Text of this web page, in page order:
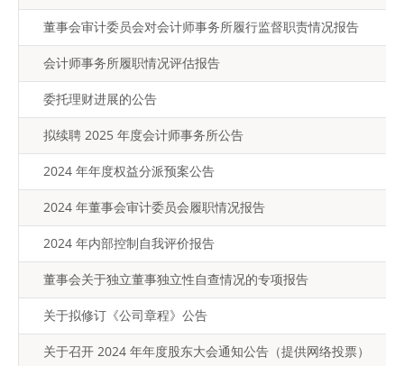
董事会审计委员会对会计师事务所履行监督职责情况报告
会计师事务所履职情况评估报告
委托理财进展的公告
拟续聘 2025 年度会计师事务所公告
2024 年年度权益分派预案公告
2024 年董事会审计委员会履职情况报告
2024 年内部控制自我评价报告
董事会关于独立董事独立性自查情况的专项报告
关于拟修订《公司章程》公告
关于召开 2024 年年度股东大会通知公告（提供网络投票）